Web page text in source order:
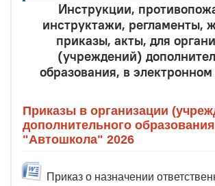
Инструкции,
инструктажи, регламенты,
приказы, акты, для
(учреждений)
образования, в
Приказы в организации
дополнительного образования
"Автошкола" 2026
Приказ о назначении